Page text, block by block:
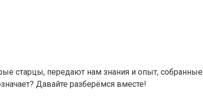
старцы, передают нам знания и опыт,
Давайте разберёмся вместе!